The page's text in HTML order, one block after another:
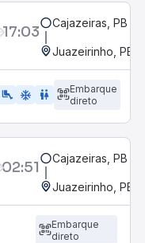
17:03 Cajazeiras, PB
Juazeirinho, PB
airline_seat_legroom_extra ac_unit WC
Embarque
direto
02:51 Cajazeiras, PB
Juazeirinho, PB
Embarque
direto